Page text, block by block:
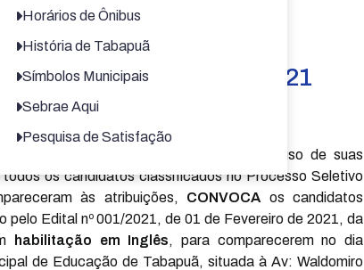
Horários de Ônibus
História de Tabapuã
Símbolos Municipais
Sebrae Aqui
Pesquisa de Satisfação
Processo Seletivo 01/2021
Prefeitura Municipal de Tabapuã, no uso de suas
os candidatos classificados no Processo Seletivo
às atribuições, CONVOCA os candidatos
Edital nº 001/2021, de 01 de Fevereiro de 2021, da
habilitação em Inglês, para comparecerem no dia
de Educação de Tabapuã, situada à Av: Waldomiro